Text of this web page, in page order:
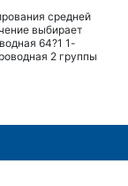
средней
выбирает
64?1 1-
2 группы